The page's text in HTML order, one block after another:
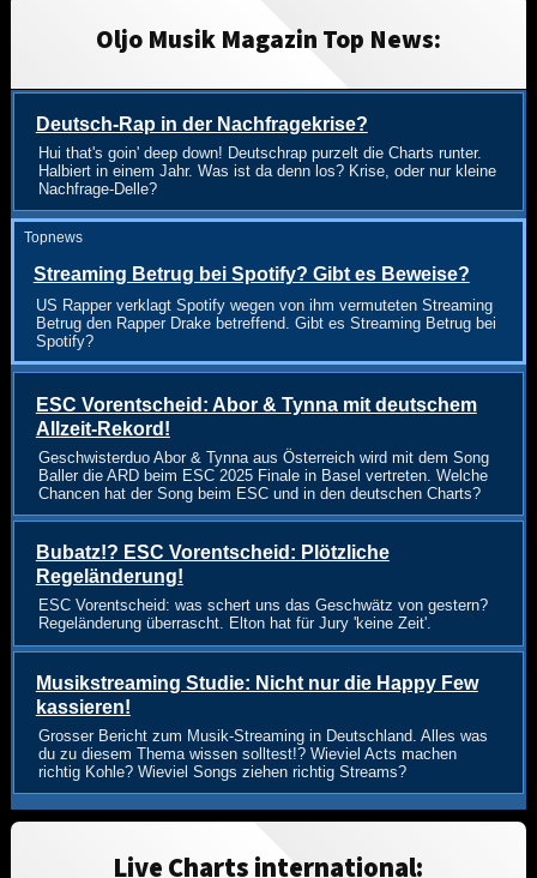
Oljo Musik Magazin Top News:
Deutsch-Rap in der Nachfragekrise?
Hui that's goin' deep down! Deutschrap purzelt die Charts runter.
Halbiert in einem Jahr. Was ist da denn los? Krise, oder nur kleine
Nachfrage-Delle?
Topnews
Streaming Betrug bei Spotify? Gibt es Beweise?
US Rapper verklagt Spotify wegen von ihm vermuteten Streaming
Betrug den Rapper Drake betreffend. Gibt es Streaming Betrug bei
Spotify?
ESC Vorentscheid: Abor & Tynna mit deutschem
Allzeit-Rekord!
Geschwisterduo Abor & Tynna aus Österreich wird mit dem Song
Baller die ARD beim ESC 2025 Finale in Basel vertreten. Welche
Chancen hat der Song beim ESC und in den deutschen Charts?
Bubatz!? ESC Vorentscheid: Plötzliche
Regeländerung!
ESC Vorentscheid: was schert uns das Geschwätz von gestern?
Regeländerung überrascht. Elton hat für Jury 'keine Zeit'.
Musikstreaming Studie: Nicht nur die Happy Few
kassieren!
Grosser Bericht zum Musik-Streaming in Deutschland. Alles was
du zu diesem Thema wissen solltest!? Wieviel Acts machen
richtig Kohle? Wieviel Songs ziehen richtig Streams?
Live Charts international: